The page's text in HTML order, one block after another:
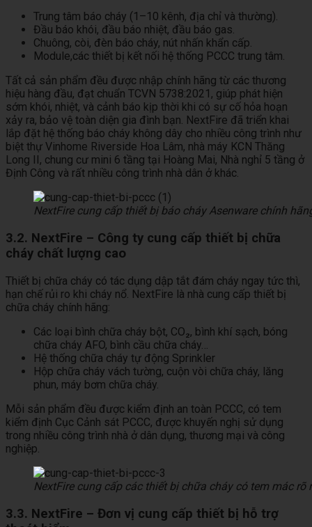
Trung tâm báo cháy (1–10 kênh, địa chỉ và thường).
Đầu báo khói, đầu báo nhiệt, đầu báo gas.
Chuông, còi, đèn báo cháy, nút nhấn khẩn cấp.
Module,các thiết bị kết nối hệ thống PCCC trung tâm.
Tất cả sản phẩm đều được nhập chính hãng từ các thương
hiệu hàng đầu, đạt chuẩn TCVN 5738:2021, giúp phát hiện
sớm khói, nhiệt, và cảnh báo kịp thời khi có sự cố hỏa hoạn
xảy ra, bảo vệ toàn diện gia đình bạn. NextFire đã triển khai
lắp đặt hệ thống báo cháy không dây cho nhiều công trình như
biệt thự Vinhome Riverside Hoa Lâm, nhà máy KCN Thăng
Long II, chung cư mini 6 tầng tại Hoàng Mai, Nhà nghỉ 5 tầng ở
Định Công và rất nhiều công trình nhà dân ở khác.
NextFire cung cấp thiết bị báo cháy Asenware chính
3.2. NextFire – Công ty cung cấp thiết bị chữa
cháy chất lượng cao
Thiết bị chữa cháy có tác dụng dập tắt đám cháy ngay tức thì,
hạn chế rủi ro khi cháy nổ. NextFire là nhà cung cấp thiết bị
chữa cháy chính hãng:
Các loại bình chữa cháy bột, CO₂, bình khí sạch, bóng
chữa cháy AFO, bình cầu chữa cháy…
Hệ thống chữa cháy tự động Sprinkler
Hộp chữa cháy vách tường, cuộn vòi chữa cháy, lăng
phun, máy bơm chữa cháy.
Mỗi sản phẩm đều được kiểm định an toàn PCCC, có tem
kiểm định Cục Cảnh sát PCCC, được khuyến nghị sử dụng
trong nhiều công trình nhà ở dân dụng, thương mại và công
nghiệp.
NextFire cung cấp các thiết bị chữa cháy có tem mác rõ
3.3. NextFire – Đơn vị cung cấp thiết bị hỗ trợ